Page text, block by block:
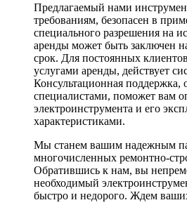
Предлагаемый нами
требованиям, безопасен в
специального разрешения на
аренды может быть заключен
срок. Для постоянных
услугами аренды, действует
Консультационная поддержка,
специалистами, поможет вам
электроинструмента и его
характеристиками.
Мы станем вашим надежным
многочисленных ремонтно-
Обратившись к нам, вы
необходимый
быстро и недорого. Ждем